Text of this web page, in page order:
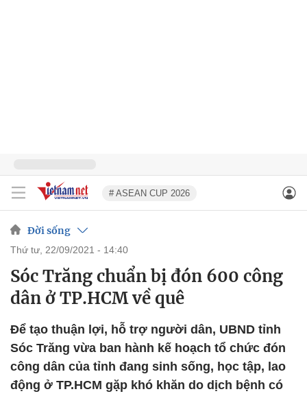
# ASEAN CUP 2026
Đời sống
thứ tư, 22/09/2021 - 14:40
Sóc Trăng chuẩn bị đón 600 công
dân ở TP.HCM về quê
Để tạo thuận lợi, hỗ trợ người dân, UBND tỉnh
Sóc Trăng vừa ban hành kế hoạch tổ chức đón
công dân của tỉnh đang sinh sống, học tập, lao
động ở TP.HCM gặp khó khăn do dịch bệnh có